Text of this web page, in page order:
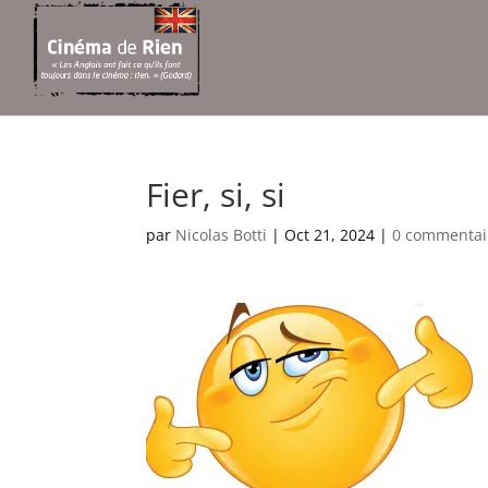
Fier, si, si
par Nicolas Botti |Oct 21, 2024 |0